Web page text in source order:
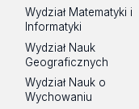
Wydział Matematyki i
Informatyki
Wydział Nauk
Geograficznych
Wydział Nauk o
Wychowaniu